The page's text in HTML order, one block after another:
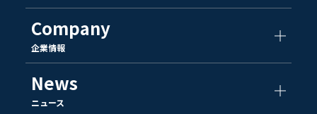
Company
企業情報
News
ニュース